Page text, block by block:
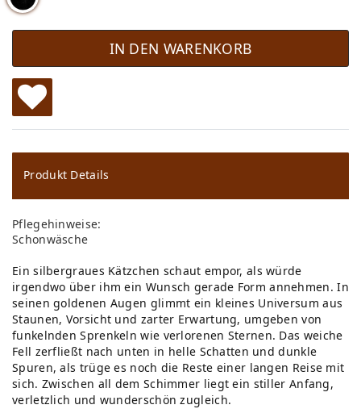
IN DEN WARENKORB
W
u
ns
ch
lis
te
Produkt Details
Pflegehinweise:
Schonwäsche
Ein silbergraues Kätzchen schaut empor, als würde
irgendwo über ihm ein Wunsch gerade Form annehmen. In
seinen goldenen Augen glimmt ein kleines Universum aus
Staunen, Vorsicht und zarter Erwartung, umgeben von
funkelnden Sprenkeln wie verlorenen Sternen. Das weiche
Fell zerfließt nach unten in helle Schatten und dunkle
Spuren, als trüge es noch die Reste einer langen Reise mit
sich. Zwischen all dem Schimmer liegt ein stiller Anfang,
verletzlich und wunderschön zugleich.